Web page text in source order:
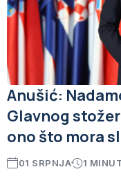
Anušić:
Glavnog
ono što mora
01 SRPNJA 1